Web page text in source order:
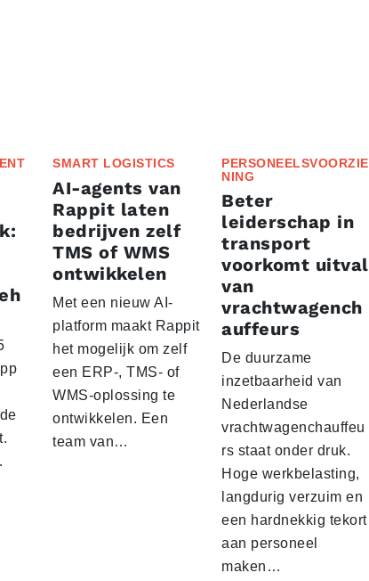
SMART LOGISTICS
AI-agents van
Rappit laten
bedrijven zelf
TMS of WMS
ontwikkelen
Met een nieuw AI-
platform maakt Rappit
het mogelijk om zelf
een ERP-, TMS- of
WMS-oplossing te
ontwikkelen. Een
team van…
PERSONEELSVOORZIE
NING
Beter
leiderschap in
transport
voorkomt uitval
van
vrachtwagench
auffeurs
De duurzame
inzetbaarheid van
Nederlandse
vrachtwagenchauffeu
rs staat onder druk.
Hoge werkbelasting,
langdurig verzuim en
een hardnekkig tekort
aan personeel
maken…